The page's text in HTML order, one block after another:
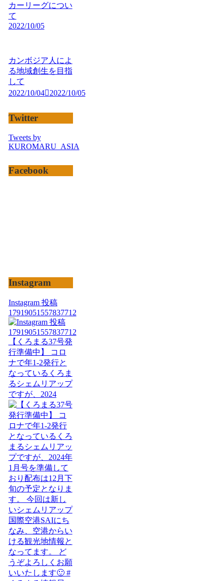
カーリーグについ
て
2022/10/05
カンボジア人によ
る地域創生を目指
して
2022/10/04
2022/10/05
Twitter
Tweets by
KUROMARU_ASIA
Facebook
Instagram
Instagram 投稿
17919051557837712
【くろまる37号発
行準備中】 コロ
ナで年1-2発行と
なっているくろま
るシェムリアップ
ですが、2024